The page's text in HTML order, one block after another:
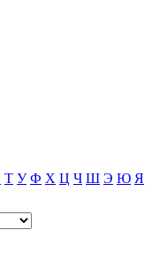
Т У Ф Х Ц Ч Ш Э Ю Я